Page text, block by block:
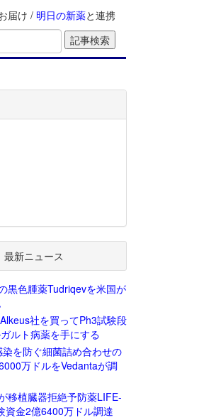
届け / 明日の新薬と連携
最新ニュース
黒色腫薬Tudriqevを米国が
社を買ってPh3試験段
ルト病薬を手にする
を防ぐ細菌詰め合わせの
万ドルをVedantaが調
移植臓器拒絶予防薬LIFE-
資金2億6400万ドル調達